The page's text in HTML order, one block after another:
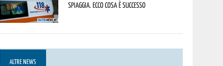
spiaggia. Ecco cosa è successo
ALTRE NEWS